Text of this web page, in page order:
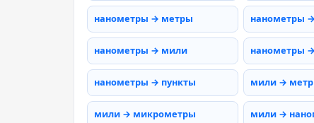
нанометры → метры нанометры
нанометры → мили нанометры
нанометры → пункты мили →
мили → микрометры мили →